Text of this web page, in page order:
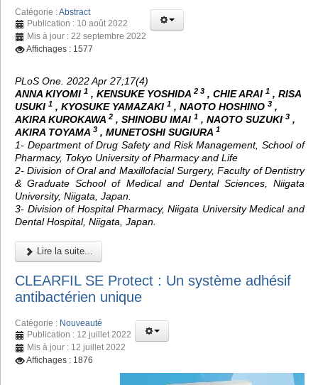
Catégorie :Abstract
Publication : 10 août 2022
Mis à jour : 22 septembre 2022
Affichages : 1577
PLoS One. 2022 Apr 27;17(4)
ANNA KIYOMI 1 , KENSUKE YOSHIDA 2 3 , CHIE ARAI 1 , RISA
USUKI 1 , KYOSUKE YAMAZAKI 1 , NAOTO HOSHINO 3 ,
AKIRA KUROKAWA 2 , SHINOBU IMAI 1 , NAOTO SUZUKI 3 ,
AKIRA TOYAMA 3 , MUNETOSHI SUGIURA 1
1- Department of Drug Safety and Risk Management, School of
Pharmacy, Tokyo University of Pharmacy and Life
2- Division of Oral and Maxillofacial Surgery, Faculty of Dentistry
& Graduate School of Medical and Dental Sciences, Niigata
University, Niigata, Japan.
3- Division of Hospital Pharmacy, Niigata University Medical and
Dental Hospital, Niigata, Japan.
Lire la suite...
CLEARFIL SE Protect : Un système adhésif
antibactérien unique
Catégorie : Nouveauté
Publication : 12 juillet 2022
Mis à jour : 12 juillet 2022
Affichages : 1876